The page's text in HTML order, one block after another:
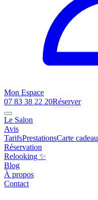
Mon Espace
07 83 38 22 20Réserver
Le Salon
Avis
TarifsPrestationsCarte cadeau
Réservation
Relooking ✨
Blog
À propos
Contact